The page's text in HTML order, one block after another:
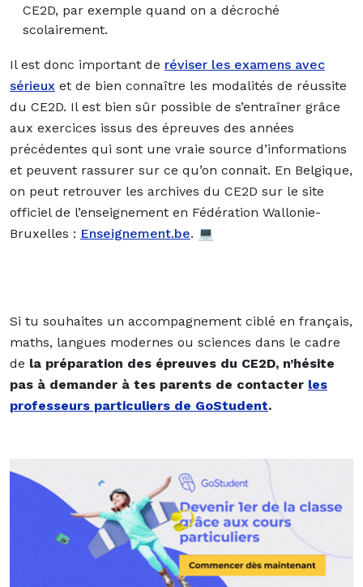
CE2D, par exemple quand on a décroché
scolairement.
Il est donc important de réviser les examens avec
sérieux et de bien connaître les modalités de réussite
du CE2D. Il est bien sûr possible de s’entraîner grâce
aux exercices issus des épreuves des années
précédentes qui sont une vraie source d’informations
et peuvent rassurer sur ce qu’on connait. En Belgique,
on peut retrouver les archives du CE2D sur le site
officiel de l’enseignement en Fédération Wallonie-
Bruxelles : Enseignement.be. 💻
Si tu souhaites un accompagnement ciblé en français,
maths, langues modernes ou sciences dans le cadre
de la préparation des épreuves du CE2D, n’hésite
pas à demander à tes parents de contacter les
professeurs particuliers de GoStudent.